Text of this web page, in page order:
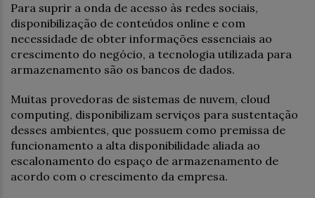
Para suprir a onda de acesso às redes sociais,
disponibilização de conteúdos online e com
necessidade de obter informações essenciais ao
crescimento do negócio, a tecnologia utilizada para
armazenamento são os bancos de dados.
Muitas provedoras de sistemas de nuvem, cloud
computing, disponibilizam serviços para sustentação
desses ambientes, que possuem como premissa de
funcionamento a alta disponibilidade aliada ao
escalonamento do espaço de armazenamento de
acordo com o crescimento da empresa.